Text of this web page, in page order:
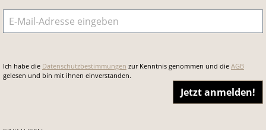
E-Mail-Adresse
Ich habe die Datenschutzbestimmungen zur Kenntnis genommen und die AGB
gelesen und bin mit ihnen einverstanden.
Jetzt anmelden!